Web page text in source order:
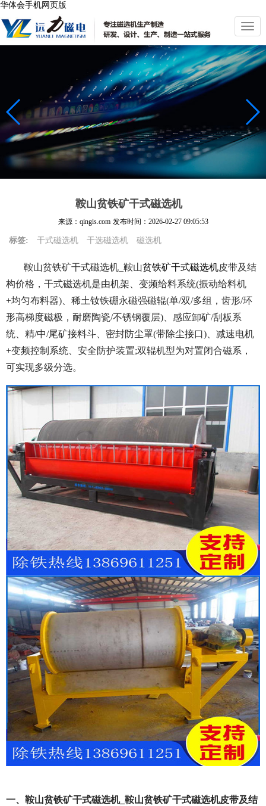
华体会手机网页版
切
换
导
航
鞍山贫铁矿干式磁选机
来源：qingis.com 发布时间： 2026-02-27 09:05:53
标签: 干式磁选机 干选磁选机 磁选机
鞍山贫铁矿干式磁选机_鞍山贫铁矿干式磁选机皮带及结
构价格，干式磁选机是由机架、变频给料系统(振动给料机
+均匀布料器)、稀土钕铁硼永磁强磁辊(单/双/多组，齿形/环
形高梯度磁极，耐磨陶瓷/不锈钢覆层)、感应卸矿/刮板系
统、精/中/尾矿接料斗、密封防尘罩(带除尘接口)、减速电机
+变频控制系统、安全防护装置;双辊机型为对置闭合磁系，
可实现多级分选。
一、鞍山贫铁矿干式磁选机_鞍山贫铁矿干式磁选机皮带及结